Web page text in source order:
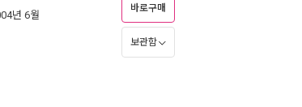
년 6월
바로구매
보관함